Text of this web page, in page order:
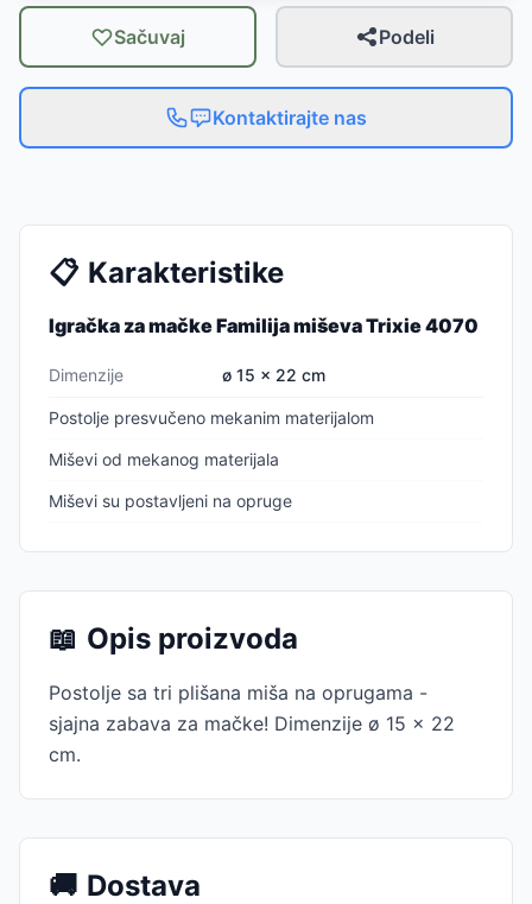
Sačuvaj Podeli
Kontaktirajte nas
📋 Karakteristike
Igračka za mačke Familija miševa Trixie 4070
Dimenzije ø 15 × 22 cm
Postolje presvučeno mekanim materijalom
Miševi od mekanog materijala
Miševi su postavljeni na opruge
📖 Opis proizvoda
Postolje sa tri plišana miša na oprugama -
sjajna zabava za mačke! Dimenzije ø 15 × 22
cm.
🚚 Dostava